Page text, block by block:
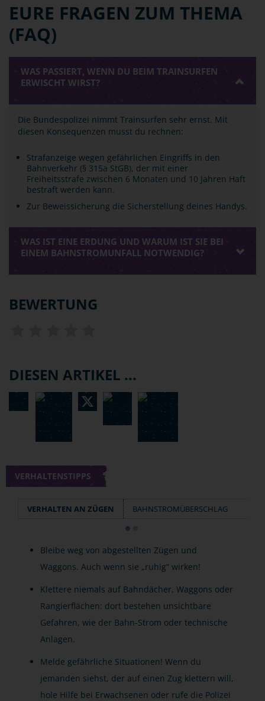
EURE FRAGEN ZUM THEMA
(FAQ)
WAS PASSIERT, WENN DU BEIM TRAINSURFEN
ERWISCHT WIRST?
Die Bundespolizei nimmt Trainsurfen sehr ernst. Mit
diesen Konsequenzen musst du rechnen:
Strafanzeige wegen gefährlichen Eingriffs in den
Bahnverkehr (§ 315a StGB), der mit einer
Freiheitsstrafe zwischen 6 Monaten und 10 Jahren Haft
bestraft werden kann.
Zur Beweissicherung die Sicherstellung deines Handys.
WAS IST EINE ERDUNG UND WARUM IST SIE BEI
EINEM BAHNSTROMUNFALL NOTWENDIG?
BEWERTUNG
DIESEN ARTIKEL ...
VERHALTENSTIPPS
VERHALTEN AN ZÜGEN BAHNSTROMÜBERSCHLAG
Bleibe weg von abgestellten Zügen und
Waggons. Auch wenn sie „ruhig“ wirken!
Klettere niemals auf Bahndächer, Waggons oder
Rangierflächen: dort bestehen unsichtbare
Gefahren, wie der Bahn-Strom oder technische
Anlagen.
Melde gefährliche Situationen! Wenn du
jemanden siehst, der auf einen Zug klettern will,
hole Hilfe bei Erwachsenen oder rufe die Polizei